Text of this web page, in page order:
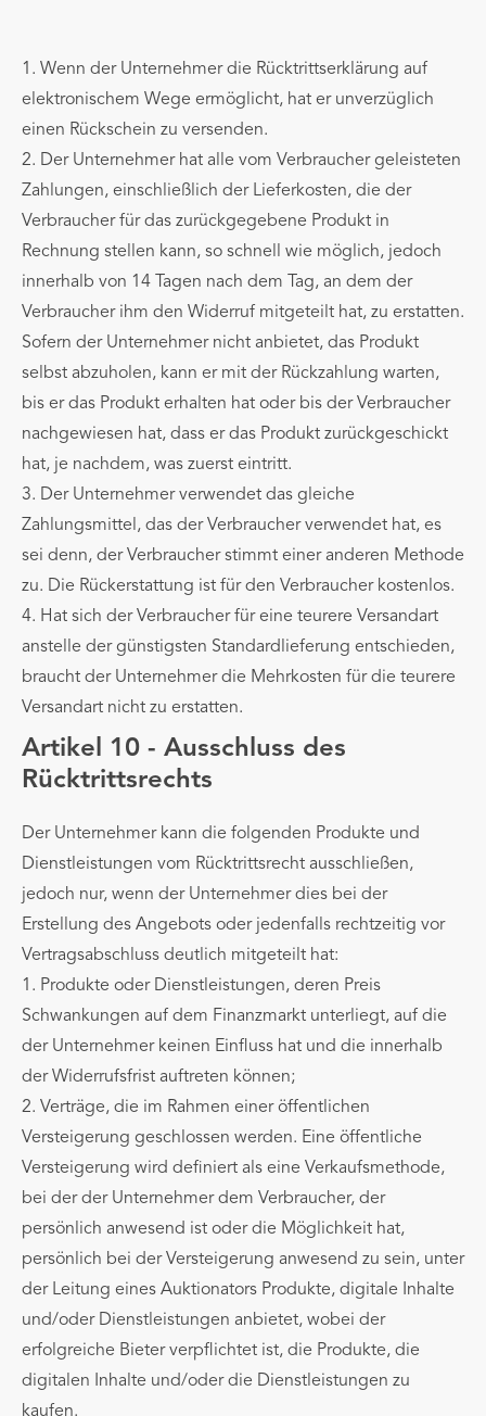
1. Wenn der Unternehmer die Rücktrittserklärung auf
elektronischem Wege ermöglicht, hat er unverzüglich
einen Rückschein zu versenden.
2. Der Unternehmer hat alle vom Verbraucher geleisteten
Zahlungen, einschließlich der Lieferkosten, die der
Verbraucher für das zurückgegebene Produkt in
Rechnung stellen kann, so schnell wie möglich, jedoch
innerhalb von 14 Tagen nach dem Tag, an dem der
Verbraucher ihm den Widerruf mitgeteilt hat, zu erstatten.
Sofern der Unternehmer nicht anbietet, das Produkt
selbst abzuholen, kann er mit der Rückzahlung warten,
bis er das Produkt erhalten hat oder bis der Verbraucher
nachgewiesen hat, dass er das Produkt zurückgeschickt
hat, je nachdem, was zuerst eintritt.
3. Der Unternehmer verwendet das gleiche
Zahlungsmittel, das der Verbraucher verwendet hat, es
sei denn, der Verbraucher stimmt einer anderen Methode
zu. Die Rückerstattung ist für den Verbraucher kostenlos.
4. Hat sich der Verbraucher für eine teurere Versandart
anstelle der günstigsten Standardlieferung entschieden,
braucht der Unternehmer die Mehrkosten für die teurere
Versandart nicht zu erstatten.
Artikel 10 - Ausschluss des
Rücktrittsrechts
Der Unternehmer kann die folgenden Produkte und
Dienstleistungen vom Rücktrittsrecht ausschließen,
jedoch nur, wenn der Unternehmer dies bei der
Erstellung des Angebots oder jedenfalls rechtzeitig vor
Vertragsabschluss deutlich mitgeteilt hat:
1. Produkte oder Dienstleistungen, deren Preis
Schwankungen auf dem Finanzmarkt unterliegt, auf die
der Unternehmer keinen Einfluss hat und die innerhalb
der Widerrufsfrist auftreten können;
2. Verträge, die im Rahmen einer öffentlichen
Versteigerung geschlossen werden. Eine öffentliche
Versteigerung wird definiert als eine Verkaufsmethode,
bei der der Unternehmer dem Verbraucher, der
persönlich anwesend ist oder die Möglichkeit hat,
persönlich bei der Versteigerung anwesend zu sein, unter
der Leitung eines Auktionators Produkte, digitale Inhalte
und/oder Dienstleistungen anbietet, wobei der
erfolgreiche Bieter verpflichtet ist, die Produkte, die
digitalen Inhalte und/oder die Dienstleistungen zu
kaufen.